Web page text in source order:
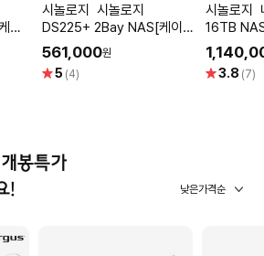
이
시놀로지 시놀로지
DS225+ 2Bay NAS[케이
스][공식총판]
561,000원
별5 (4)
시놀로지 나스 하드디스크
16TB
별3.8 (7)
봉특가
!
낮은가격순